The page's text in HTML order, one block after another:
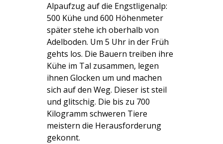
Alpaufzug auf die Engstligenalp:
500 Kühe und 600 Höhenmeter
später stehe ich oberhalb von
Adelboden. Um 5 Uhr in der Früh
gehts los. Die Bauern treiben ihre
Kühe im Tal zusammen, legen
ihnen Glocken um und machen
sich auf den Weg. Dieser ist steil
und glitschig. Die bis zu 700
Kilogramm schweren Tiere
meistern die Herausforderung
gekonnt.